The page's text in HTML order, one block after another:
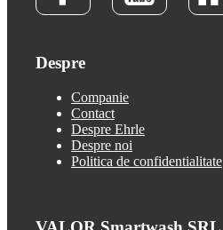
Despre
Companie
Contact
Despre Ehrle
Despre noi
Politica de confidentialitate